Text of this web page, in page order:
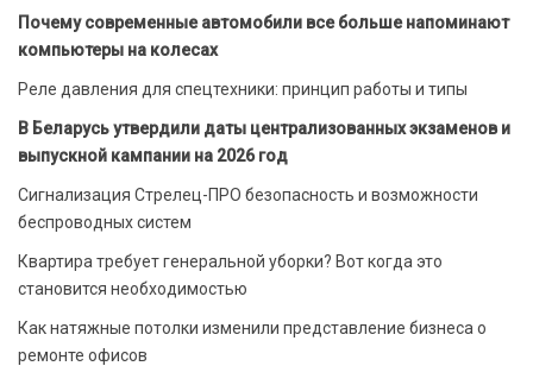
Почему современные автомобили все больше напоминают
компьютеры на колесах
Реле давления для спецтехники: принцип работы и типы
В Беларусь утвердили даты централизованных экзаменов и
выпускной кампании на 2026 год
Сигнализация Стрелец-ПРО безопасность и возможности
беспроводных систем
Квартира требует генеральной уборки? Вот когда это
становится необходимостью
Как натяжные потолки изменили представление бизнеса о
ремонте офисов